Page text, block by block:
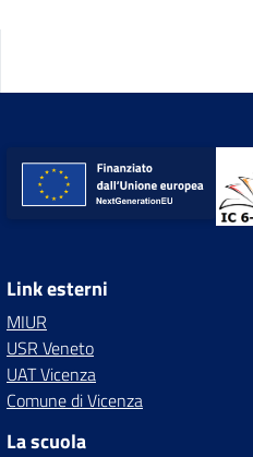
Link esterni
MIUR
USR Veneto
UAT Vicenza
Comune di Vicenza
La scuola